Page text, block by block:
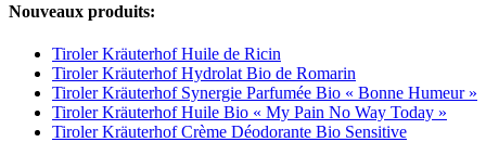
Nouveaux produits:
Tiroler Kräuterhof Huile de Ricin
Tiroler Kräuterhof Hydrolat Bio de Romarin
Tiroler Kräuterhof Synergie Parfumée Bio « Bonne Humeur »
Tiroler Kräuterhof Huile Bio « My Pain No Way Today »
Tiroler Kräuterhof Crème Déodorante Bio Sensitive